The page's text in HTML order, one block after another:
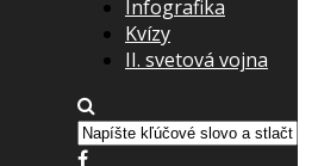
Infografika
Kvízy
II. svetová vojna